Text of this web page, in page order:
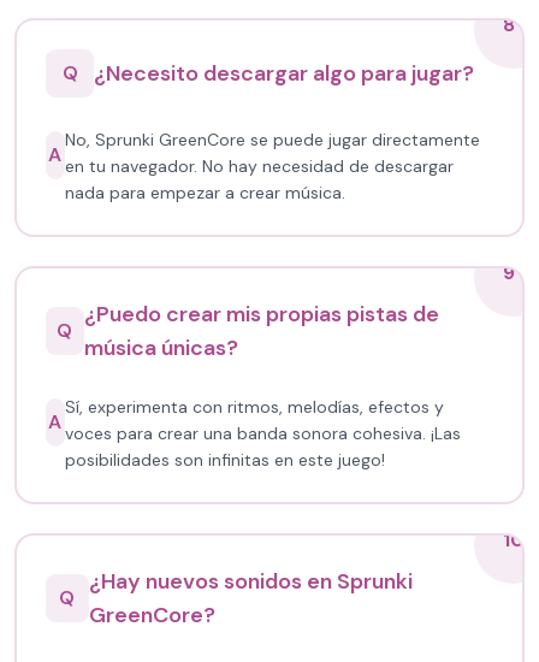
8
Q
¿Necesito descargar algo para jugar?
A
No, Sprunki GreenCore se puede jugar directamente
en tu navegador. No hay necesidad de descargar
nada para empezar a crear música.
9
Q
¿Puedo crear mis propias pistas de
música únicas?
A
Sí, experimenta con ritmos, melodías, efectos y
voces para crear una banda sonora cohesiva. ¡Las
posibilidades son infinitas en este juego!
10
Q
¿Hay nuevos sonidos en Sprunki
GreenCore?